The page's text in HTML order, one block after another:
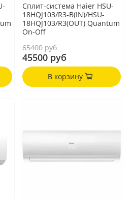
Сплит-система Haier HSU-
18HQJ103/R3-B(IN)/HSU-
18HQJ103/R3(OUT) Quantum
On-Off
65400 руб
45500 руб
В корзину